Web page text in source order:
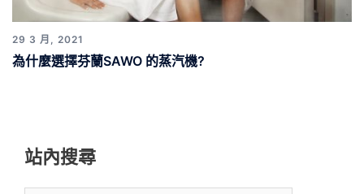
29 3 月, 2021
為什麼選擇芬蘭SAWO 的蒸汽機?
站內搜尋